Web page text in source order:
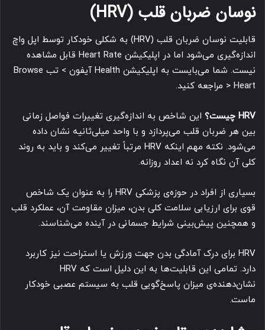
نوسان ضربان قلب (HRV)
قابلیت نوسان ضربان قلب (HRV) به شکلی خودکار توسط اپل واچ
اندازه‌گیری می‌شود اما در اپلیکیشن Heart Rate قابل مشاهده
نیست. شما می‌بایست به اپلیکیشن Health آیفون > تب Browse
> Heart مراجعه کنید.
HRV چیست؟
این شاخص به اندازه‌گیری تغییرات فواصل زمانی
بین هر ضربان قلب می‌پردازد و با واحد میلی‌ثانیه نشان داده
می‌شود. نکته مهم اینکه HRV مرتباً تغییر می‌کند و باید به روند
کلی آن نگاه کرد نه اعداد روزانه.
بسیاری از افراد در حوزه‌ی پزشکی HRV را به عنوان یک شاخص
قوی برای ارزیابی سلامت کلی بدن، میزان مقاومت آن، عملکرد قلب
و همچنین پیش‌بینی شرایط جسمانی در آینده می‌شناسند.
HRV برای درک آمادگی بدن جهت ورزش یا استراحت نیز کاربرد
دارد. تمامی این قابلیت‌ها به این دلیل است که HRV
نشان‌دهنده‌ی میزان پاسخ‌گویی قلب به سیستم عصبی خودکار
ماست.